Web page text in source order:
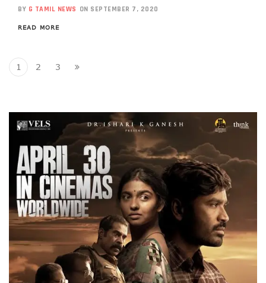
BY G TAMIL NEWS ON SEPTEMBER 7, 2020
READ MORE
1 2 3